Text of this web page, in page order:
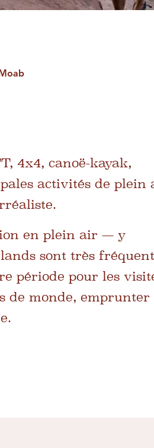
4x4, canoë-kayak,
activités de plein
en plein air — y
sont très
période pour les
de monde, emprunter